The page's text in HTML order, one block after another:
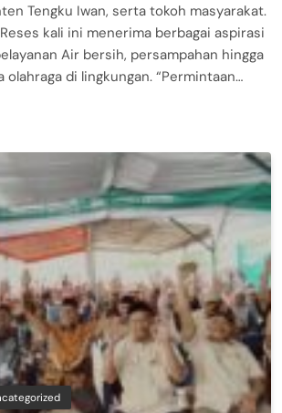
Tengku Iwan, serta tokoh masyarakat.
kali ini menerima berbagai aspirasi
Air bersih, persampahan hingga
olahraga di lingkungan. “Permintaan…